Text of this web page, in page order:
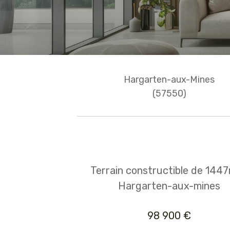
Hargarten-aux-Mines
(57550)
Terrain constructible de
Hargarten-aux-mines
98 900 €